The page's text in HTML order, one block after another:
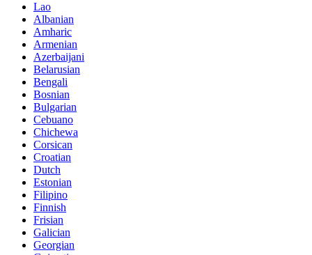
Lao
Albanian
Amharic
Armenian
Azerbaijani
Belarusian
Bengali
Bosnian
Bulgarian
Cebuano
Chichewa
Corsican
Croatian
Dutch
Estonian
Filipino
Finnish
Frisian
Galician
Georgian